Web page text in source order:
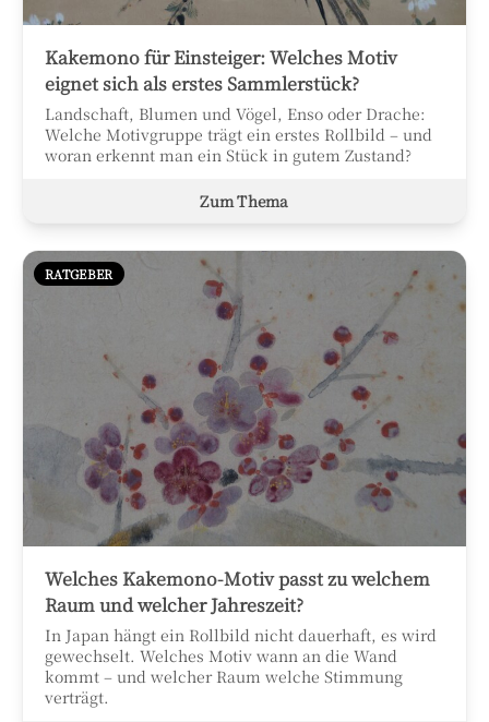
Kakemono für Einsteiger: Welches Motiv
eignet sich als erstes Sammlerstück?
Landschaft, Blumen und Vögel, Enso oder Drache:
Welche Motivgruppe trägt ein erstes Rollbild – und
woran erkennt man ein Stück in gutem Zustand?
Zum Thema
RATGEBER
Welches Kakemono-Motiv passt zu welchem
Raum und welcher Jahreszeit?
In Japan hängt ein Rollbild nicht dauerhaft, es wird
gewechselt. Welches Motiv wann an die Wand
kommt – und welcher Raum welche Stimmung
verträgt.